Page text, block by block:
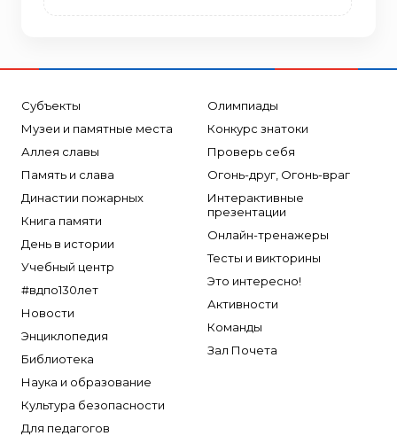
Субъекты
Музеи и памятные места
Аллея славы
Память и слава
Династии пожарных
Книга памяти
День в истории
Учебный центр
#вдпо130лет
Новости
Энциклопедия
Библиотека
Наука и образование
Культура безопасности
Для педагогов
Олимпиады
Конкурс знатоки
Проверь себя
Огонь-друг, Огонь-враг
Интерактивные
презентации
Онлайн-тренажеры
Тесты и викторины
Это интересно!
Активности
Команды
Зал Почета